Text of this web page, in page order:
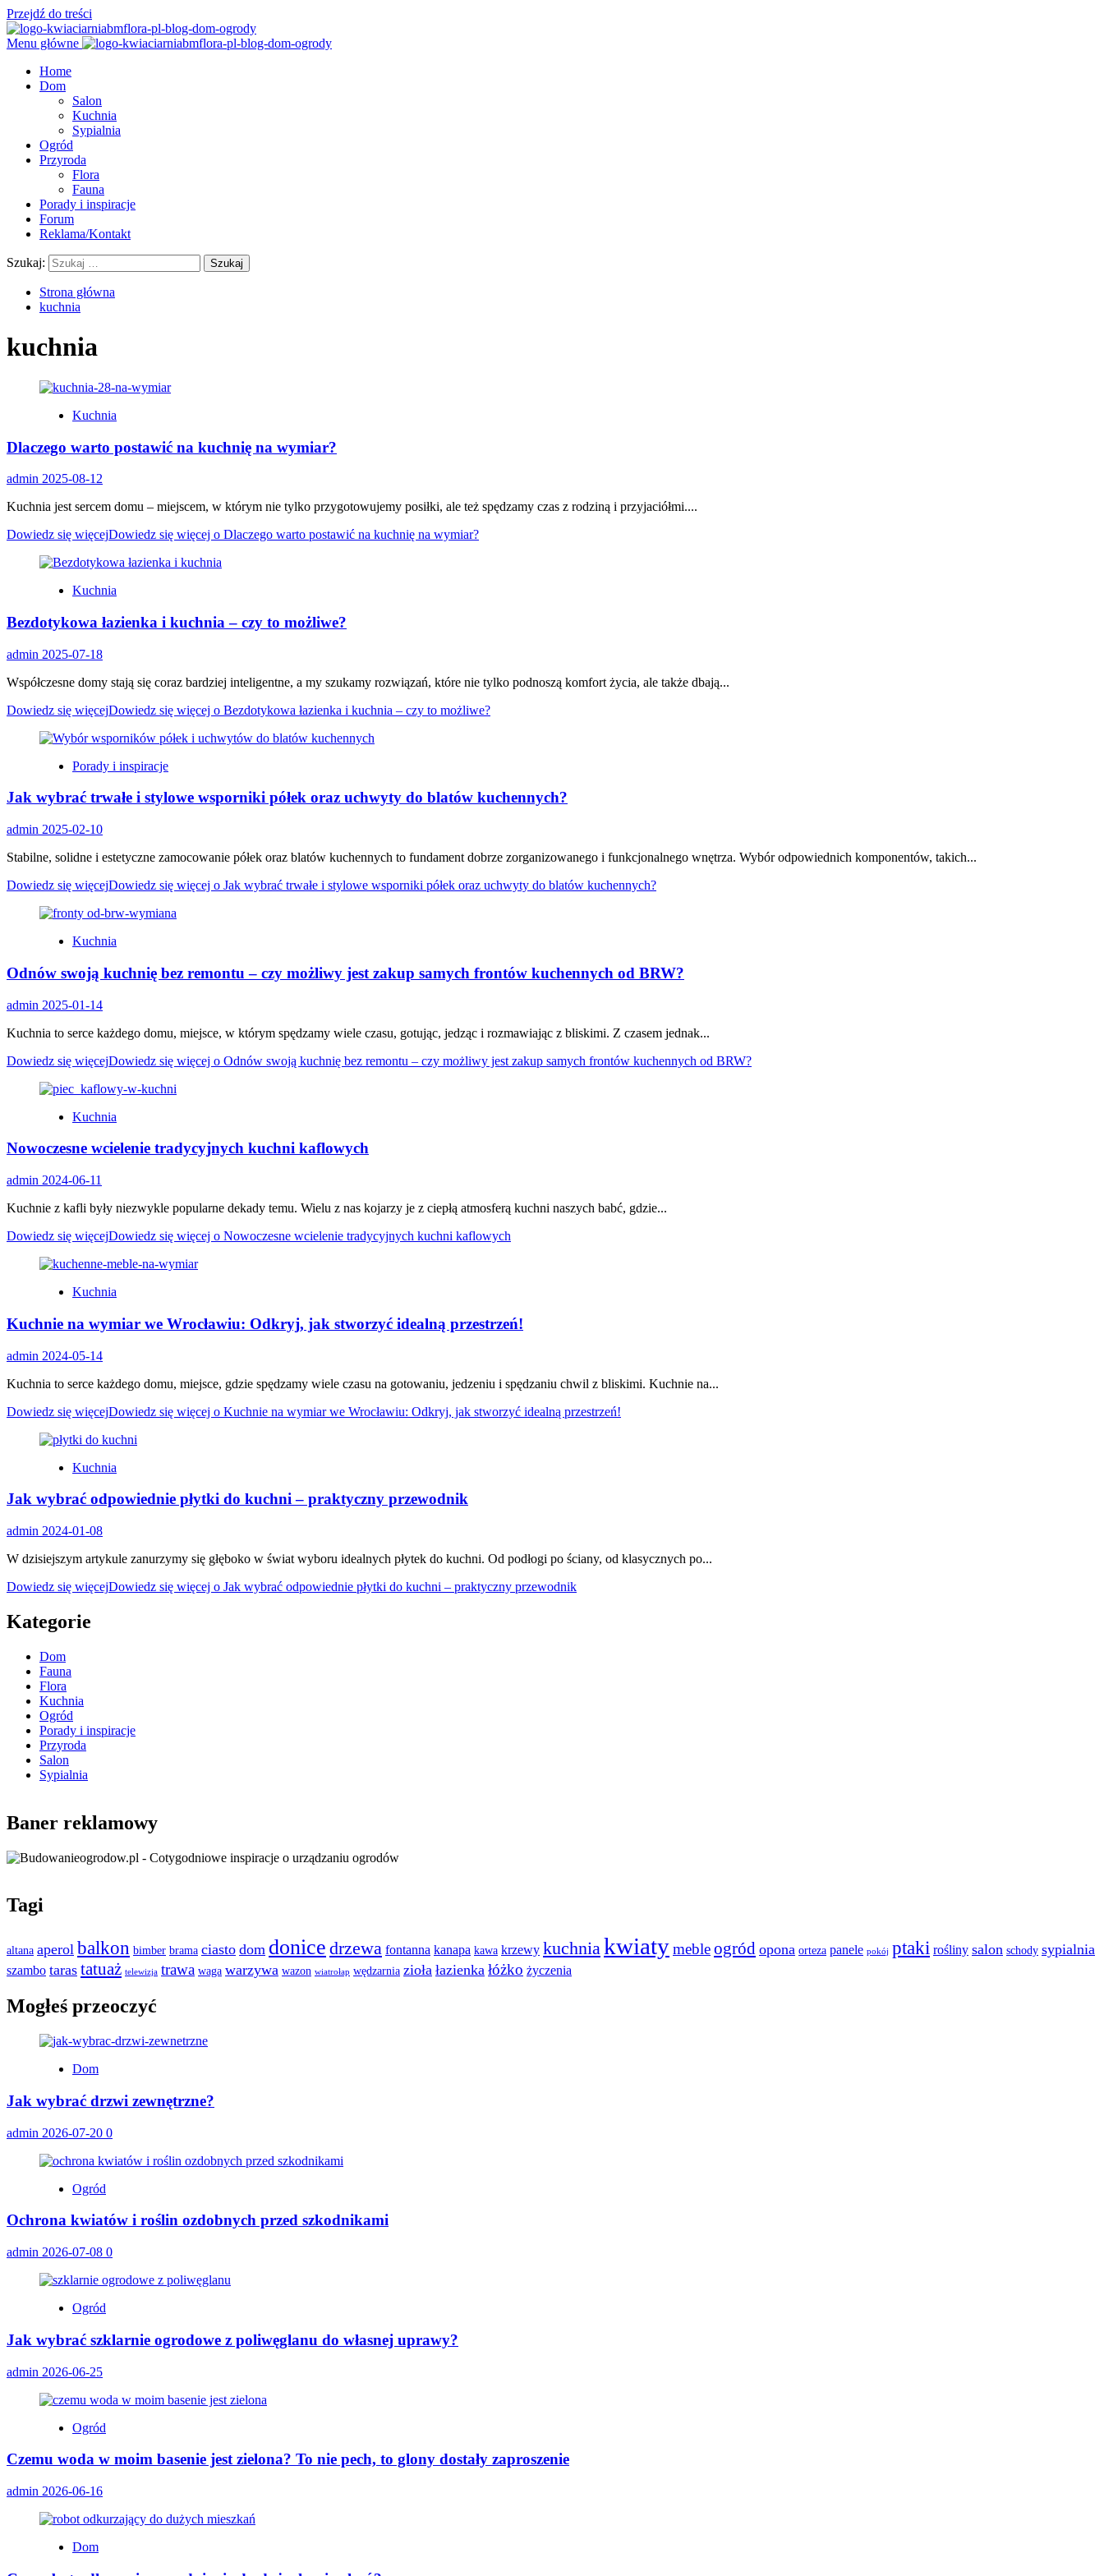
Przejdź do treści
Menu główne
Home
Dom
Salon
Kuchnia
Sypialnia
Ogród
Przyroda
Flora
Fauna
Porady i inspiracje
Forum
Reklama/Kontakt
Szukaj:
Strona główna
kuchnia
kuchnia
Kuchnia
Dlaczego warto postawić na kuchnię na wymiar?
admin 2025-08-12
Kuchnia jest sercem domu – miejscem, w którym nie tylko przygotowujemy posiłki, ale też spędzamy czas z rodziną i przyjaciółmi....
Dowiedz się więcejDowiedz się więcej o Dlaczego warto postawić na kuchnię na wymiar?
Kuchnia
Bezdotykowa łazienka i kuchnia – czy to możliwe?
admin 2025-07-18
Współczesne domy stają się coraz bardziej inteligentne, a my szukamy rozwiązań, które nie tylko podnoszą komfort życia, ale także dbają...
Dowiedz się więcejDowiedz się więcej o Bezdotykowa łazienka i kuchnia – czy to możliwe?
Porady i inspiracje
Jak wybrać trwałe i stylowe wsporniki półek oraz uchwyty do blatów kuchennych?
admin 2025-02-10
Stabilne, solidne i estetyczne zamocowanie półek oraz blatów kuchennych to fundament dobrze zorganizowanego i funkcjonalnego wnętrza. Wybór odpowiednich komponentów, takich...
Dowiedz się więcejDowiedz się więcej o Jak wybrać trwałe i stylowe wsporniki półek oraz uchwyty do blatów kuchennych?
Kuchnia
Odnów swoją kuchnię bez remontu – czy możliwy jest zakup samych frontów kuchennych od BRW?
admin 2025-01-14
Kuchnia to serce każdego domu, miejsce, w którym spędzamy wiele czasu, gotując, jedząc i rozmawiając z bliskimi. Z czasem jednak...
Dowiedz się więcejDowiedz się więcej o Odnów swoją kuchnię bez remontu – czy możliwy jest zakup samych frontów kuchennych od BRW?
Kuchnia
Nowoczesne wcielenie tradycyjnych kuchni kaflowych
admin 2024-06-11
Kuchnie z kafli były niezwykle popularne dekady temu. Wielu z nas kojarzy je z ciepłą atmosferą kuchni naszych babć, gdzie...
Dowiedz się więcejDowiedz się więcej o Nowoczesne wcielenie tradycyjnych kuchni kaflowych
Kuchnia
Kuchnie na wymiar we Wrocławiu: Odkryj, jak stworzyć idealną przestrzeń!
admin 2024-05-14
Kuchnia to serce każdego domu, miejsce, gdzie spędzamy wiele czasu na gotowaniu, jedzeniu i spędzaniu chwil z bliskimi. Kuchnie na...
Dowiedz się więcejDowiedz się więcej o Kuchnie na wymiar we Wrocławiu: Odkryj, jak stworzyć idealną przestrzeń!
Kuchnia
Jak wybrać odpowiednie płytki do kuchni – praktyczny przewodnik
admin 2024-01-08
W dzisiejszym artykule zanurzymy się głęboko w świat wyboru idealnych płytek do kuchni. Od podłogi po ściany, od klasycznych po...
Dowiedz się więcejDowiedz się więcej o Jak wybrać odpowiednie płytki do kuchni – praktyczny przewodnik
Kategorie
Dom
Fauna
Flora
Kuchnia
Ogród
Porady i inspiracje
Przyroda
Salon
Sypialnia
Baner reklamowy
Tagi
altana aperol balkon bimber brama ciasto dom donice drzewa fontanna kanapa kawa krzewy kuchniakwiatymebleogród opona orteza panele pokój ptaki rośliny salon schody sypialnia
szambo taras tatuaż telewizja trawa waga warzywa wazon wiatrołap wędzarnia zioła łazienka łóżko życzenia
Mogłeś przeoczyć
Dom
Jak wybrać drzwi zewnętrzne?
admin 2026-07-20 0
Ogród
Ochrona kwiatów i roślin ozdobnych przed szkodnikami
admin 2026-07-08 0
Ogród
Jak wybrać szklarnie ogrodowe z poliwęglanu do własnej uprawy?
admin 2026-06-25
Ogród
Czemu woda w moim basenie jest zielona? To nie pech, to glony dostały zaproszenie
admin 2026-06-16
Dom